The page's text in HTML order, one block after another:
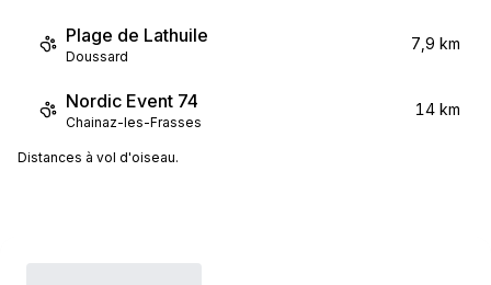
Plage de Lathuile
Doussard
7,9 km
Nordic Event 74
Chainaz-les-Frasses
14 km
Distances à vol d'oiseau.